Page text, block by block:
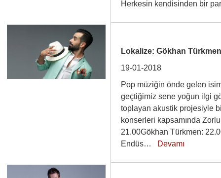
Herkesin kendisinden bir
Lokalize: Gökhan
19-01-2018
Pop müziğin önde gelen
geçtiğimiz sene yoğun ilgi
toplayan akustik projesiyle
konserleri kapsamında Zorlu
21.00Gökhan Türkmen:
Endüs… Devamı